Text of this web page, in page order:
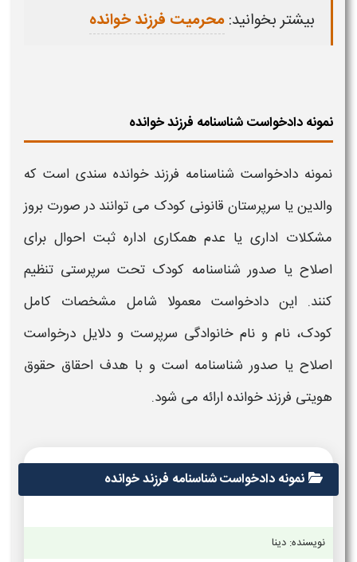
بیشتر بخوانید:محرمیت فرزند خوانده
نمونه دادخواست شناسنامه فرزند خوانده
نمونه دادخواست شناسنامه فرزند خوانده سندی است که
والدین یا سرپرستان قانونی کودک می‌ توانند در صورت بروز
مشکلات اداری یا عدم همکاری اداره ثبت احوال برای
اصلاح یا صدور شناسنامه کودک تحت سرپرستی تنظیم
کنند. این دادخواست معمولا شامل مشخصات کامل
کودک، نام و نام خانوادگی سرپرست و دلایل درخواست
اصلاح یا صدور شناسنامه است و با هدف احقاق حقوق
هویتی فرزند خواندهارائه می‌ شود.
نمونه دادخواست شناسنامه فرزند خوانده
نویسنده: دینا